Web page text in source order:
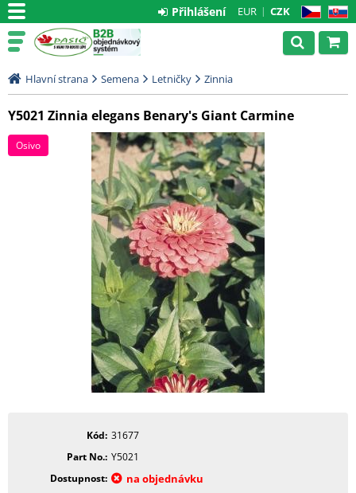
CZ SK
EUR CZK
Přihlášení
Hlavní strana Semena Letničky Zinnia
Y5021 Zinnia elegans Benary's Giant Carmine
Osivo
Kód 31677
Part No. Y5021
Dostupnost
na objednávku